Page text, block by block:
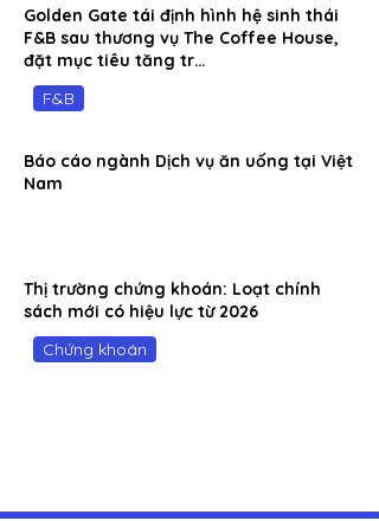
Golden Gate tái định hình hệ sinh thái
F&B sau thương vụ The Coffee House,
đặt mục tiêu tăng tr…
F&B
Báo cáo ngành Dịch vụ ăn uống tại Việt
Nam
Thị trường chứng khoán: Loạt chính
sách mới có hiệu lực từ 2026
Chứng khoán